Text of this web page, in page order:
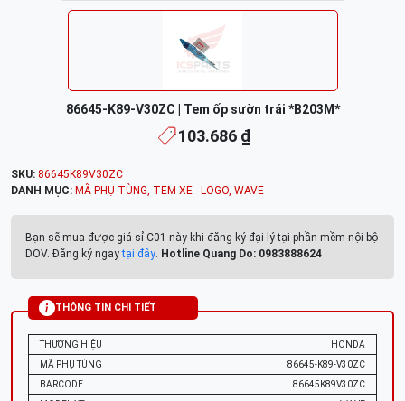
86645-K89-V30ZC | Tem ốp sườn trái *B203M*
103.686 ₫
SKU: 86645K89V30ZC
DANH MỤC: MÃ PHỤ TÙNG, TEM XE - LOGO, WAVE
Bạn sẽ mua được giá sỉ C01 này khi đăng ký đại lý tại phần mềm nội bộ
DOV. Đăng ký ngaytại đây. Hotline Quang Do: 0983888624
THÔNG TIN CHI TIẾT
THƯƠNG HIỆU
HONDA
MÃ PHỤ TÙNG
86645-K89-V30ZC
BARCODE
86645K89V30ZC